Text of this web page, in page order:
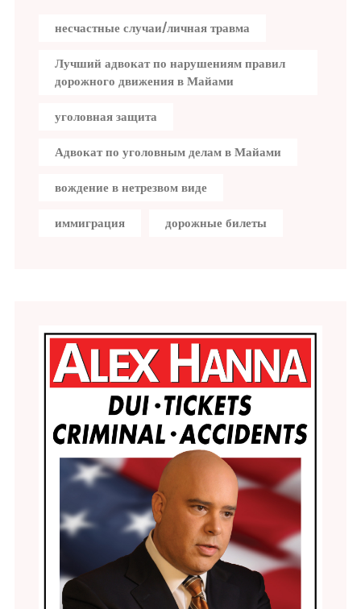
несчастные случаи/личная травма
Лучший адвокат по нарушениям правил
дорожного движения в Майами
уголовная защита
Адвокат по уголовным делам в Майами
вождение в нетрезвом виде
иммиграция дорожные билеты